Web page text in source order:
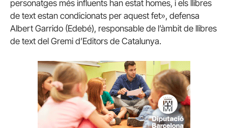
personatges més influents han estat homes, i els llibres
de text estan condicionats per aquest fet», defensa
Albert Garrido (Edebé), responsable de l’àmbit de llibres
de text del Gremi d’Editors de Catalunya.